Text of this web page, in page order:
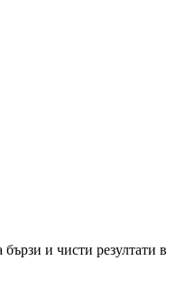
и чисти резултати в